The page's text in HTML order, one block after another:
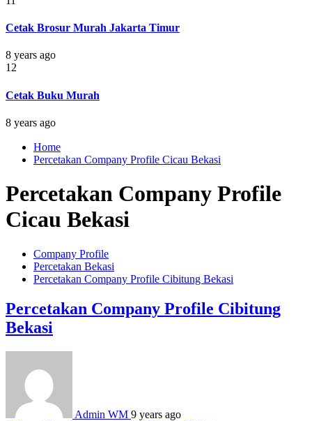
Cetak Brosur Murah Jakarta Timur
8 years ago
12
Cetak Buku Murah
8 years ago
Home
Percetakan Company Profile Cicau Bekasi
Percetakan Company Profile
Cicau Bekasi
Company Profile
Percetakan Bekasi
Percetakan Company Profile Cibitung Bekasi
Percetakan Company Profile Cibitung
Bekasi
Admin WM 9 years ago